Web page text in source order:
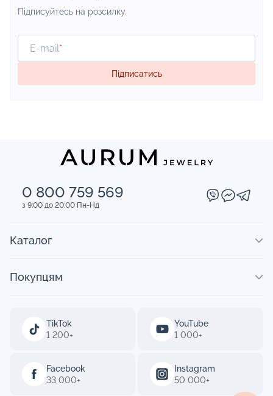
Підписуйтесь на розсилку.
E-mail*
Підписатись
0 800 759 569
з 9:00 до 20:00 Пн-Нд
TikTok
1 200+
YouTube
1 000+
Facebook
33 000+
Instagram
50 000+
Каталог
Покупцям